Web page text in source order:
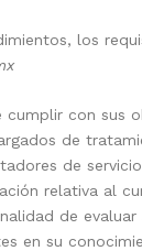
los
cumplir con sus
de
de
relativa al
de
en su